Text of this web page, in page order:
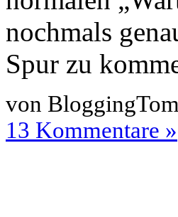
nochmals
Spur zu
von
13 Kommentare »